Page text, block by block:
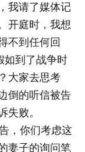
我请了媒体记
开庭时，我想
不到任何回
如到了战争时
大家去思考
倒的听信被告
失败。
，你们考虑这
妻子的询问笔